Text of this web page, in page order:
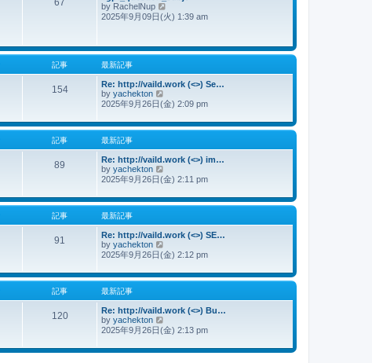
67
by RachelNup
新
2025年9月09日(火) 1:39 am
記事 最新記事
154
Re: http://vaild.work (<>) Se…
by yachekton
新
事
2025年9月26日(金) 2:09 pm
記事 最新記事
89
Re: http://vaild.work (<>) im…
by yachekton
新
事
2025年9月26日(金) 2:11 pm
記事 最新記事
91
Re: http://vaild.work (<>) SE…
by yachekton
新
事
2025年9月26日(金) 2:12 pm
記事 最新記事
120
Re: http://vaild.work (<>) Bu…
by yachekton
新
事
2025年9月26日(金) 2:13 pm